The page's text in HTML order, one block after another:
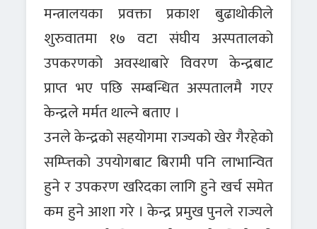
मन्त्रालयका प्रवक्ता प्रकाश बुढाथोकीले
शुरुवातमा १७ वटा संघीय अस्पतालको
उपकरणको अवस्थाबारे विवरण केन्द्रबाट
प्राप्त भए पछि सम्बन्धित अस्पतालमै गएर
केन्द्रले मर्मत थाल्ने बताए ।
उनले केन्द्रको सहयोगमा राज्यको खेर गैरहेको
सम्प्त्तिको उपयोगबाट बिरामी पनि लाभान्वित
हुने र उपकरण खरिदका लागि हुने खर्च समेत
कम हुने आशा गरे । केन्द्र प्रमुख पुनले राज्यले